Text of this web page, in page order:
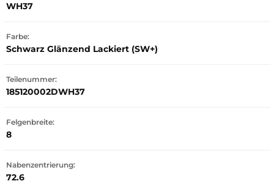
WH37
Farbe:
Schwarz Glänzend Lackiert (SW+)
Teilenummer:
185120002DWH37
Felgenbreite:
8
Nabenzentrierung:
72.6